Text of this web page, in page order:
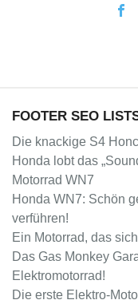
FOOTER SEO
Die knackige S4
Honda lobt das
Motorrad WN7
Honda WN7: Schön
verführen!
Ein Motorrad, das
Das Gas Monkey
Elektromotorrad!
Die erste Elektro-